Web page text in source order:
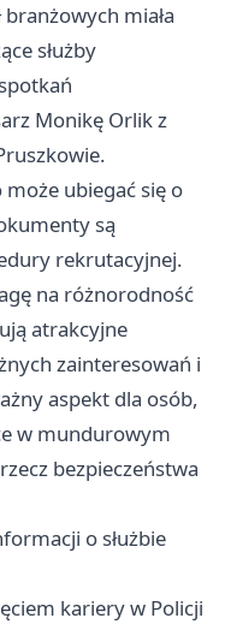
branżowych miała
służby
Monikę Orlik z
ubiegać się o
są
rekrutacyjnej.
na różnorodność
atrakcyjne
zainteresowań i
aspekt dla osób,
w mundurowym
bezpieczeństwa
o służbie
kariery w Policji